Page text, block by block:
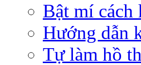
Bật mí cách
Hướng dẫn
Tự làm hồ